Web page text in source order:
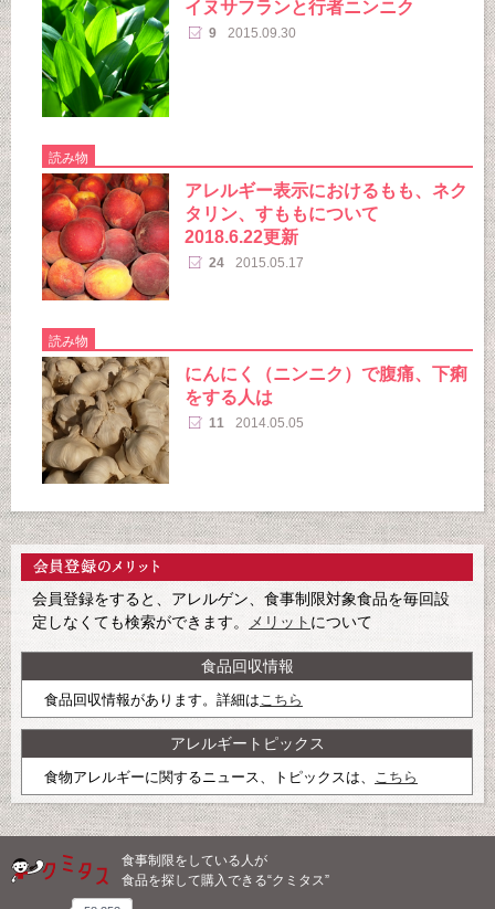
イヌサフランと行者ニンニク
9 2015.09.30
読み物
アレルギー表示におけるもも、ネク
タリン、すももについて
2018.6.22更新
24 2015.05.17
読み物
にんにく（ニンニク）で腹痛、下痢
をする人は
11 2014.05.05
会員登録をすると、アレルゲン、食事制限対象食品を毎回設
定しなくても検索ができます。
メリット について
食品回収情報
食品回収情報があります。詳細は こちら
アレルギートピックス
食物アレルギーに関するニュース、トピックスは、 こちら
食事制限をしている人が
食品を探して購入できる“クミタス”